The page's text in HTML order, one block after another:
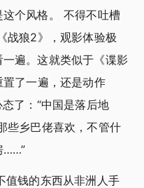
个风格。 不得不吐槽
战狼2》，观影体验极
遍。这就类似于《谍影
了一遍，还是动作
了：“中国是落后地
些乡巴佬喜欢，不管什
……”
值钱的东西从非洲人手